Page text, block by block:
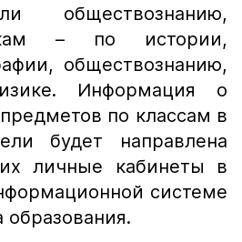
обществознанию,
– по истории,
обществознанию,
Информация о
по классам в
будет направлена
личные кабинеты в
системе
образования.